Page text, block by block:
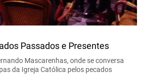
Passados e Presentes
Mascarenhas, onde se conversa
da Igreja Católica pelos pecados